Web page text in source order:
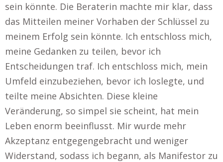
sein könnte. Die Beraterin machte mir klar, dass
das Mitteilen meiner Vorhaben der Schlüssel zu
meinem Erfolg sein könnte. Ich entschloss mich,
meine Gedanken zu teilen, bevor ich
Entscheidungen traf. Ich entschloss mich, mein
Umfeld einzubeziehen, bevor ich loslegte, und
teilte meine Absichten. Diese kleine
Veränderung, so simpel sie scheint, hat mein
Leben enorm beeinflusst. Mir wurde mehr
Akzeptanz entgegengebracht und weniger
Widerstand, sodass ich begann, als Manifestor zu